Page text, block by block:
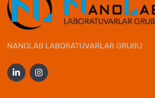
NANOLAB LABORATUVARLAR GRUBU